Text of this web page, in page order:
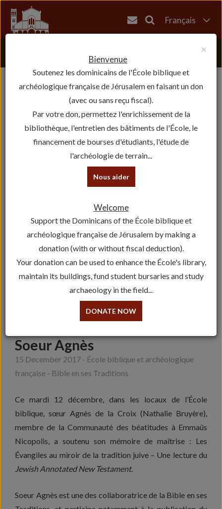
Français
עברית
Soeur Agnès
15 December 2017 - École biblique et archéologique
française - Bible en ses Traditions
Ce mardi 12 décembre, dans les locaux de l’École
biblique, sœur Agnès de la Croix (Nathalie Bruyère),
membre de la Communauté des béatitudes à Emmaüs
Nicopolis, a soutenu son mémoire de maîtrise : Les
Évangiles au miroir de la tradition juive – Une lecture du
Jewish Annotated New Testament.
Soeur Agnès est une des collaboratrice de la Bible en ses
×
Bienvenue
Soutenez les dominicains de l'École biblique et
archéologique française de Jérusalem en faisant un don
(avec ou sans reçu fiscal).
Par votre don, permettez l'enrichissement de la
bibliothèque, l'entretien des bâtiments de l'École, le
financement de bourses d'étudiants, l'étude de
l'archéologie de terrain...
Nous aider
Welcome
Support the Dominicans of the École biblique et
archéologique française de Jérusalem by making a
donation (with or without fiscal deduction).
Your donation can be used to enhance the École's library,
maintain its buildings, fund student bursaries and study
archaeology in the field...
DONATE NOW